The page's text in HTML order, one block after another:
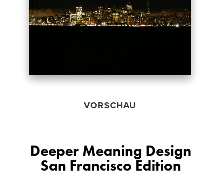
VORSCHAU
Deeper Meaning Design
San Francisco Edition